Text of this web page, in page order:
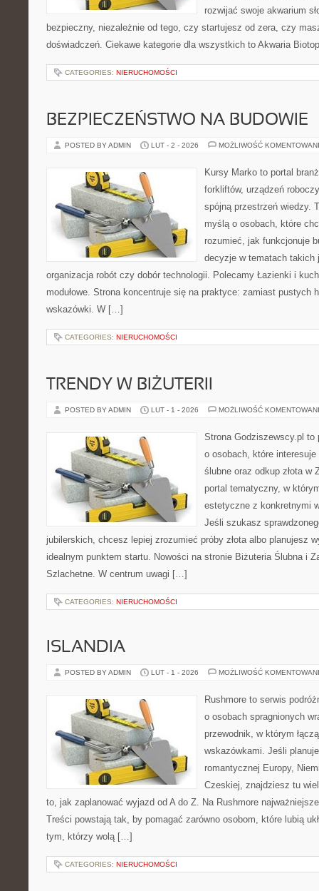
rozwijać swoje akwarium
bezpieczny, niezależnie od tego, czy startujesz od zera, czy
doświadczeń. Ciekawe kategorie dla wszystkich to Akwaria
CATEGORIES: NIERUCHOMOŚCI
BEZPIECZEŃSTWO NA BUDOWIE
POSTED BY ADMIN LUT - 2 - 2026 MOŻLIWOŚĆ
Kursy Marko to portal
forkliftów, urządzeń
spójną przestrzeń wiedzy.
myślą o osobach, które
rozumieć, jak funkcjonuje
decyzje w tematach takich
organizacja robót czy dobór technologii. Polecamy Łazienki i
modułowe. Strona koncentruje się na praktyce: zamiast pustych
wskazówki. W […]
CATEGORIES: NIERUCHOMOŚCI
TRENDY W BIŻUTERII
POSTED BY ADMIN LUT - 1 - 2026 MOŻLIWOŚĆ
Strona Godziszewscy.pl
o osobach, które
ślubne oraz odkup złota w
portal tematyczny, w
estetyczne z konkretnymi
Jeśli szukasz
jubilerskich, chcesz lepiej zrozumieć próby złota albo planujesz
idealnym punktem startu. Nowości na stronie Biżuteria Ślubna i
Szlachetne. W centrum uwagi […]
CATEGORIES: NIERUCHOMOŚCI
ISLANDIA
POSTED BY ADMIN LUT - 1 - 2026 MOŻLIWOŚĆ
Rushmore to serwis
o osobach spragnionych
przewodnik, w którym
wskazówkami. Jeśli
romantycznej Europy,
Czeskiej, znajdziesz tu
to, jak zaplanować wyjazd od A do Z. Na Rushmore
Treści powstają tak, by pomagać zarówno osobom, które lubią
tym, którzy wolą […]
CATEGORIES: NIERUCHOMOŚCI